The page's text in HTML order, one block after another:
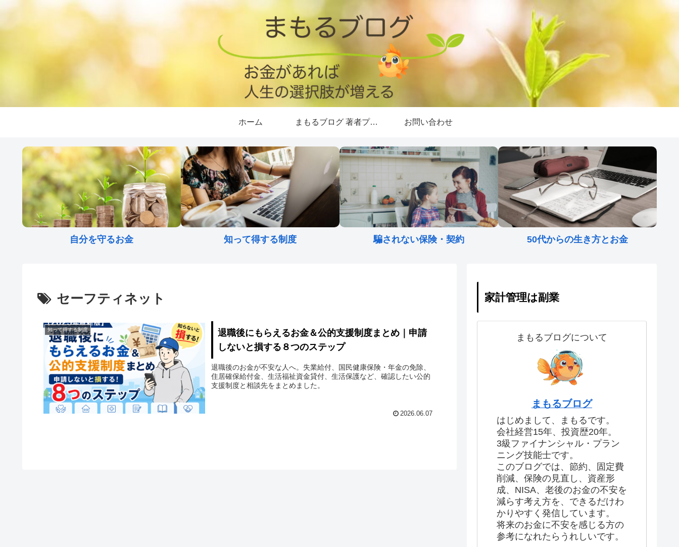
ホーム まもるブログ 著者プロフィール お問い合わせ
自分を守るお金 知って得する制度 騙されない保険・契約 50代からの生き方とお金
セーフティネット
知って得する制度
退職後にもらえるお金＆公的支援制度まとめ｜申請
しないと損する８つのステップ
退職後のお金が不安な人へ。失業給付、国民健康保険・年金の免除、
住居確保給付金、生活福祉資金貸付、生活保護など、確認したい公的
支援制度と相談先をまとめました。
2026.06.07
家計管理は副業
まもるブログについて
まもるブログ
はじめまして、まもるです。
会社経営15年、投資歴20年。
3級ファイナンシャル・プラン
ニング技能士です。
このブログでは、節約、固定費
削減、保険の見直し、資産形
成、NISA、老後のお金の不安を
減らす考え方を、できるだけわ
かりやすく発信しています。
将来のお金に不安を感じる方の
参考になれたらうれしいです。